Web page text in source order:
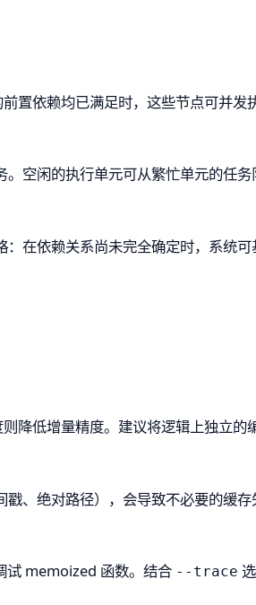
置依赖均已满足时，这些节点可并发
空闲的执行单元可从繁忙单元的任
：在依赖关系尚未完全确定时，系统
降低增量精度。建议将逻辑上独立的
、绝对路径），会导致不必要的缓
试 memoized 函数。结合 --trace